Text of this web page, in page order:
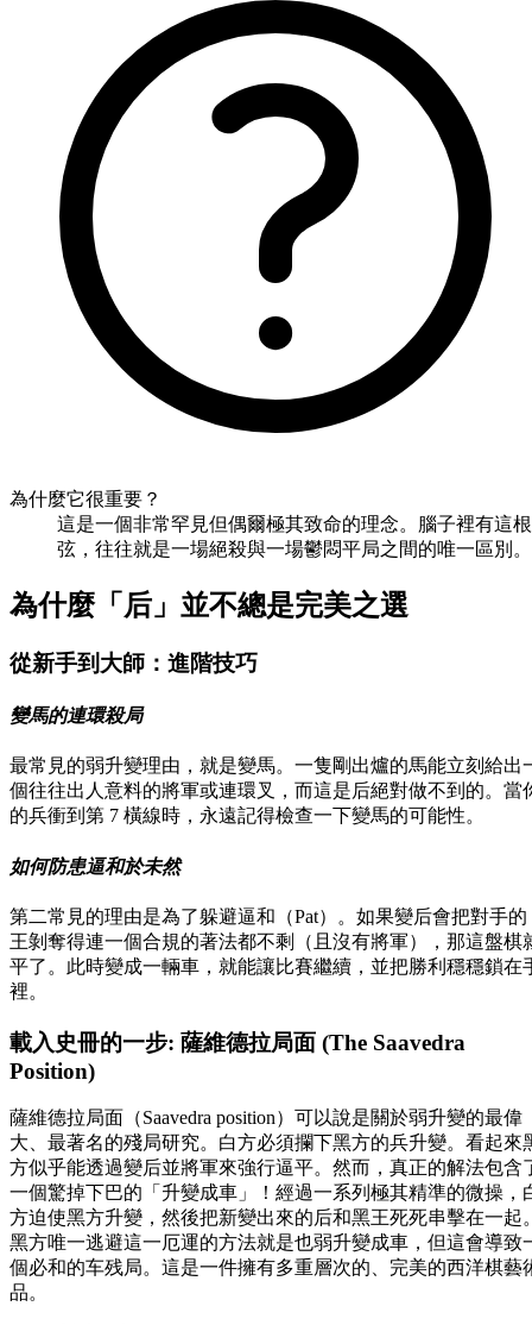
為什麼它很重要？
這是一個非常罕見但偶爾極其致命的理念。腦子裡有這根
弦，往往就是一場絕殺與一場鬱悶平局之間的唯一區別。
為什麼「后」並不總是完美之選
從新手到大師：進階技巧
變馬的連環殺局
最常見的弱升變理由，就是變馬。一隻剛出爐的馬能立刻給出
個往往出人意料的將軍或連環叉，而這是后絕對做不到的。當
的兵衝到第 7 橫線時，永遠記得檢查一下變馬的可能性。
如何防患逼和於未然
第二常見的理由是為了躲避逼和（Pat）。如果變后會把對手的
王剝奪得連一個合規的著法都不剩（且沒有將軍），那這盤棋
平了。此時變成一輛車，就能讓比賽繼續，並把勝利穩穩鎖在
裡。
載入史冊的一步: 薩維德拉局面 (The Saavedra
Position)
薩維德拉局面（Saavedra position）可以說是關於弱升變的最偉
大、最著名的殘局研究。白方必須攔下黑方的兵升變。看起來
方似乎能透過變后並將軍來強行逼平。然而，真正的解法包含
一個驚掉下巴的「升變成車」！經過一系列極其精準的微操，
方迫使黑方升變，然後把新變出來的后和黑王死死串擊在一起
黑方唯一逃避這一厄運的方法就是也弱升變成車，但這會導致
個必和的车残局。這是一件擁有多重層次的、完美的西洋棋藝
品。